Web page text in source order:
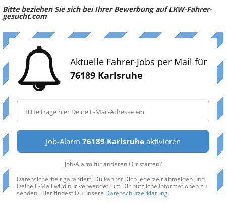
Bitte beziehen Sie sich bei Ihrer Bewerbung auf LKW-Fahrer-
gesucht.com
Aktuelle Fahrer-Jobs per Mail für
76189 Karlsruhe
Job-Alarm 76189 Karlsruheaktivieren
Job-Alarm für anderen Ort starten?
Datensicherheit garantiert! Du kannst Dich jederzeit abmelden und
Deine E-Mail wird nur verwendet, um Dir nützliche Informationen zu
senden. Hier findest Du unsere Datenschutzerklärung.